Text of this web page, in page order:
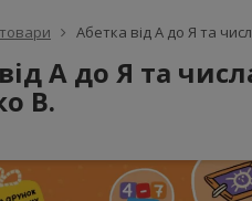
товари Абетка від А до Я та
А до Я та
В.